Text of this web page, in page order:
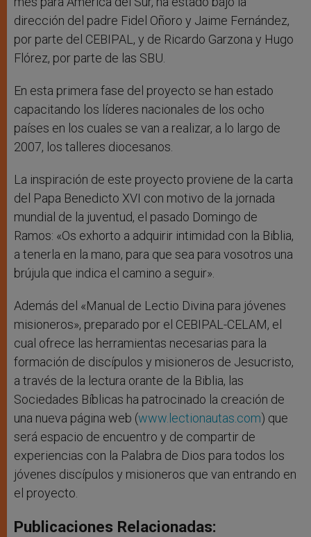
dirección del padre Fidel Oñoro y Jaime Fernández,
por parte del CEBIPAL, y de Ricardo Garzona y Hugo
Flórez, por parte de las SBU.
En esta primera fase del proyecto se han estado
capacitando los líderes nacionales de los ocho
países en los cuales se van a realizar, a lo largo de
2007, los talleres diocesanos.
La inspiración de este proyecto proviene de la carta
del Papa Benedicto XVI con motivo de la jornada
mundial de la juventud, el pasado Domingo de
Ramos: «Os exhorto a adquirir intimidad con la Biblia,
a tenerla en la mano, para que sea para vosotros una
brújula que indica el camino a seguir».
Además del «Manual de Lectio Divina para jóvenes
misioneros», preparado por el CEBIPAL-CELAM, el
cual ofrece las herramientas necesarias para la
formación de discípulos y misioneros de Jesucristo,
a través de la lectura orante de la Biblia, las
Sociedades Bíblicas ha patrocinado la creación de
una nueva página web (www.lectionautas.com) que
será espacio de encuentro y de compartir de
experiencias con la Palabra de Dios para todos los
jóvenes discípulos y misioneros que van entrando en
el proyecto.
Publicaciones Relacionadas: